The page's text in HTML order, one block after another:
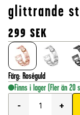
glittrande
299 SEK
Färg: Roséguld
Finns i lager (Fler än 20
-
+